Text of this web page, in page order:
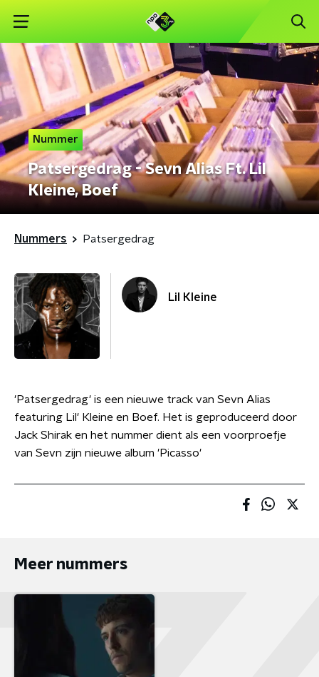
Nummer
Patsergedrag - Sevn Alias Ft. Lil
Kleine, Boef
Nummers Patsergedrag
Lil Kleine
'Patsergedrag' is een nieuwe track van Sevn Alias
featuring Lil' Kleine en Boef. Het is geproduceerd door
Jack Shirak en het nummer dient als een voorproefje
van Sevn zijn nieuwe album 'Picasso'
Meer nummers